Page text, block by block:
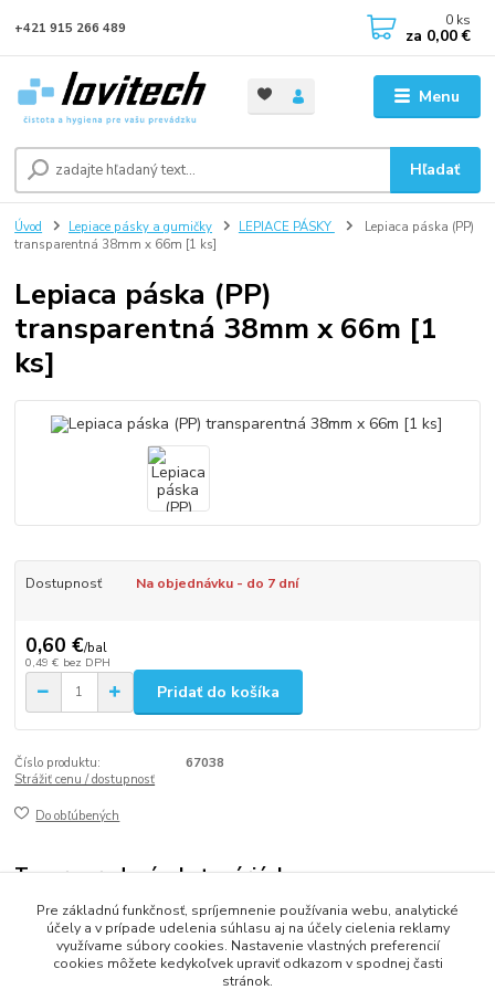
Menu
Hľadať
+421 915 266 489 0 ks
za 0,00 €
Úvod Lepiace pásky a gumičky LEPIACE PÁSKY
Lepiaca páska (PP)
transparentná 38mm x 66m [1 ks]
Lepiaca páska (PP)
transparentná 38mm x 66m [1
ks]
Dostupnosť Na objednávku - do 7 dní
0,60 €/bal
0,49 € bez DPH
Pridať do košíka
Číslo produktu:
67038
Strážiť cenu / dostupnosť
Do obľúbených
Tovar zaradený v kategóriách
LEPIACE PÁSKY
Pre základnú funkčnosť, spríjemnenie používania webu, analytické
účely a v prípade udelenia súhlasu aj na účely cielenia reklamy
využívame súbory cookies. Nastavenie vlastných preferencií
cookies môžete kedykoľvek upraviť odkazom v spodnej časti
stránok.